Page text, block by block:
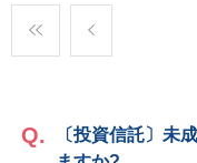
〔投資信託〕未